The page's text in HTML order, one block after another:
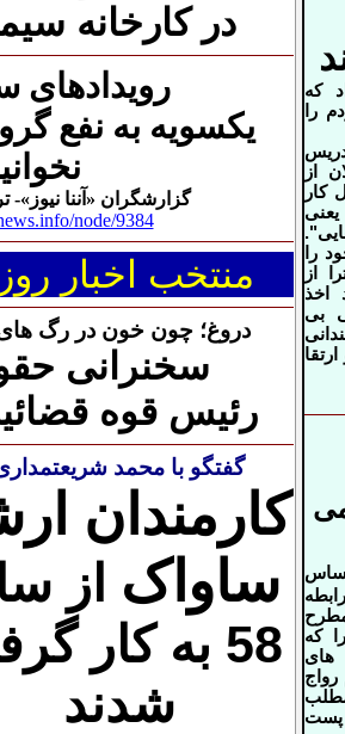
در کارخانه
رویدادهای
یکسویه به نفع
گزارشگران «آننا نیوز»-
node/9384
منتخب اخبار
دروغ؛ چون خون در رگ
سخنرانی
رئیس قوه
گفتگو با محمد
کارمندان
ساواک از
58 به کار
شدند
که
را
از
کار
را
از
اخذ
بی
که
های
رواج
پست